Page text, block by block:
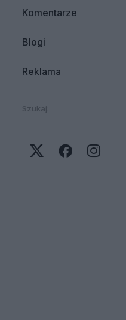
Komentarze
Blogi
Reklama
Szukaj: